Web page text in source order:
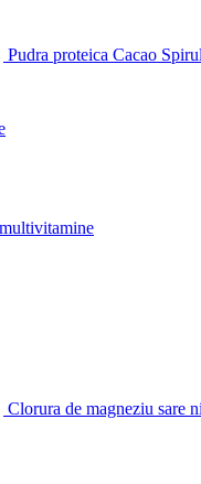
Pudra proteica Cacao
Clorura de magneziu sare